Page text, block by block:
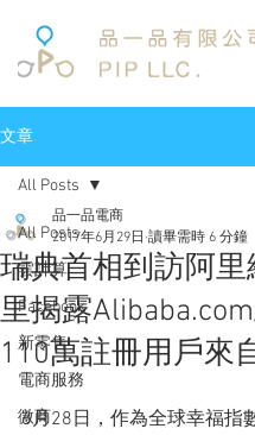
文章
All Posts
雲計算
Facebook
新零售
電商服務
微商
All Posts
瑞典首相到訪阿里
里揭露
110萬註冊用戶來
品一品電商
2017年6月29日 讀畢需時 6 分鐘
6月28日，作為全球幸福指